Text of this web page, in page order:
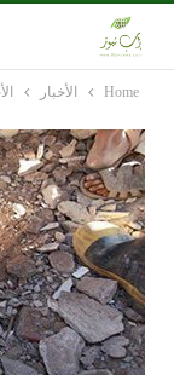
Home الأخبار